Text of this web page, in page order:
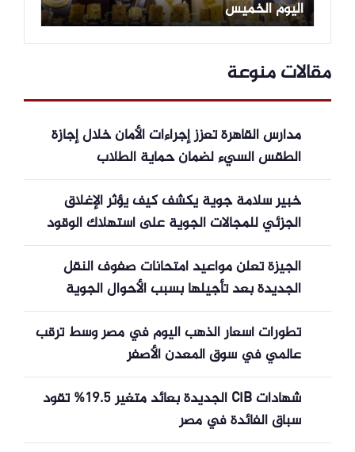
اليوم الخميس
مقالات منوعة
مدارس القاهرة تعزز إجراءات الأمان خلال إجازة
الطقس السيء لضمان حماية الطلاب
خبير سلامة جوية يكشف كيف يؤثر الإغلاق
الجزئي للمجالات الجوية على استهلاك الوقود
وزمن الرحلات
الجيزة تعلن مواعيد امتحانات صفوف النقل
الجديدة بعد تأجيلها بسبب الأحوال الجوية
تطورات أسعار الذهب اليوم في مصر وسط ترقب
عالمي في سوق المعدن الأصفر
شهادات CIB الجديدة بعائد متغير 19.5% تقود
سباق الفائدة في مصر